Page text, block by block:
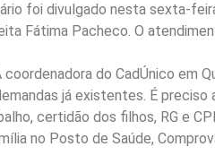
foi divulgado nesta sexta-
Fátima Pacheco. O
do CadÚnico em
já existentes. É preciso
certidão dos filhos, RG e
no Posto de Saúde,